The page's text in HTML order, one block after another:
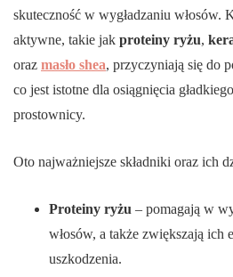
skuteczność w wygładzaniu włosów.
aktywne, takie jak proteiny ryżu,
oraz masło shea, przyczyniają się do
co jest istotne dla osiągnięcia
prostownicy.
Oto najważniejsze składniki oraz ich
Proteiny ryżu – pomagają w
włosów, a także zwiększają ich
uszkodzenia.